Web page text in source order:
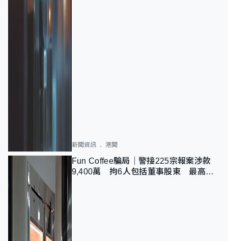
新聞資訊 港聞
Fun Coffee騙局｜警接225宗報案涉款
9,400萬 拘6人包括董事股東 最高金